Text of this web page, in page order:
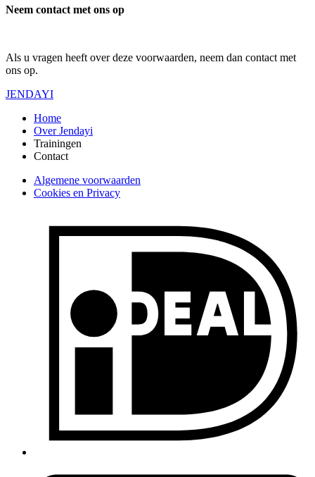
Neem contact met ons op
Als u vragen heeft over deze voorwaarden, neem dan contact met
ons op.
JENDAYI
Home
Over Jendayi
Trainingen
Contact
Algemene voorwaarden
Cookies en Privacy